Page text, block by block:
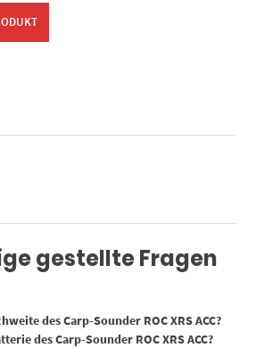
gestellte Fragen
des Carp-Sounder ROC XRS ACC?
des Carp-Sounder ROC XRS ACC?